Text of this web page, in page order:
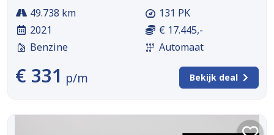
49.738 km
2021
Benzine
131 PK
€ 17.445,-
Automaat
€ 331 p/m Bekijk deal